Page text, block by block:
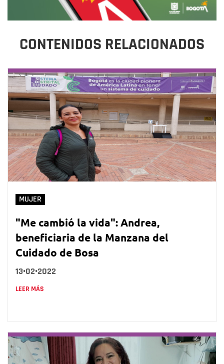
CONTENIDOS RELACIONADOS
MUJER
"Me cambió la vida": Andrea,
beneficiaria de la Manzana del
Cuidado de Bosa
13•02•2022
LEER MÁS